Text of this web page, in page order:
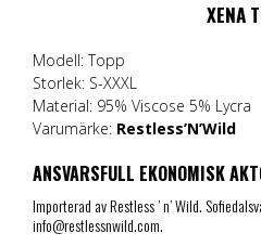
XENA
Modell: Topp
Storlek: S-XXXL
Material: 95% Viscose 5% Lycra
Varumärke: Restless’N’Wild
ANSVARSFULL EKONOMISK
Importerad av Restless ’ n’ Wild.
info@restlessnwild.com.